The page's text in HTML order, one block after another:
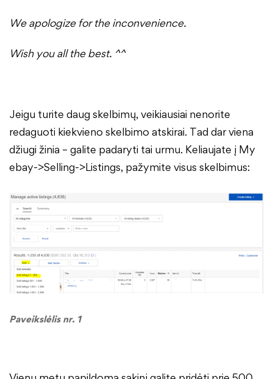
We apologize for the inconvenience.
Wish you all the best. ^^
Jeigu turite daug skelbimų, veikiausiai nenorite
redaguoti kiekvieno skelbimo atskirai. Tad dar viena
džiugi žinia – galite padaryti tai urmu. Keliaujate į My
ebay->Selling->Listings, pažymite visus skelbimus:
Paveikslėlis nr. 1